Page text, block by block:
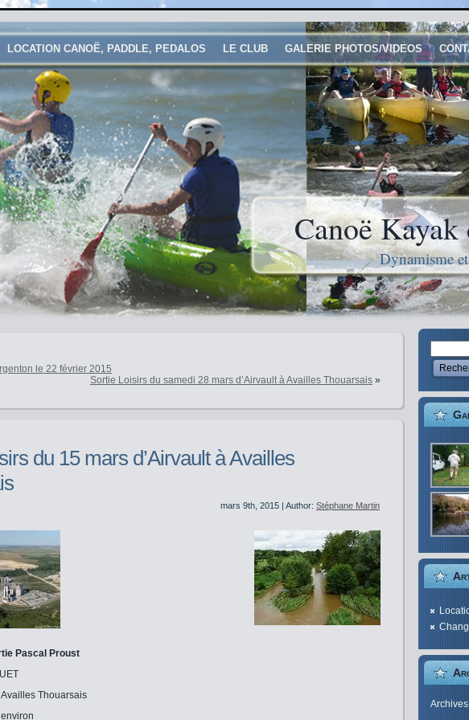
LOCATION CANOË, PADDLE, PEDALOS LE CLUB GALERIE PHOTOS/VIDEOS
Canoë
Dynamisme
le 22 février 2015
Sortie Loisirs du samedi 28 mars d’Airvault à Availles Thouarsais »
du 15 mars d’Airvault à Availles
mars 9th, 2015 | Author: Stéphane Martin
Pascal Proust
Availles Thouarsais
Archives